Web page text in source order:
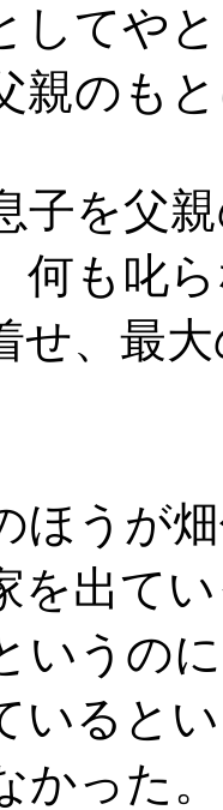
してや
親のも
を父
何も叱
せ、最
うが
を出て
いうの
いると
かった。